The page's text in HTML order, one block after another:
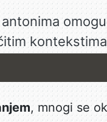
, mnogi se